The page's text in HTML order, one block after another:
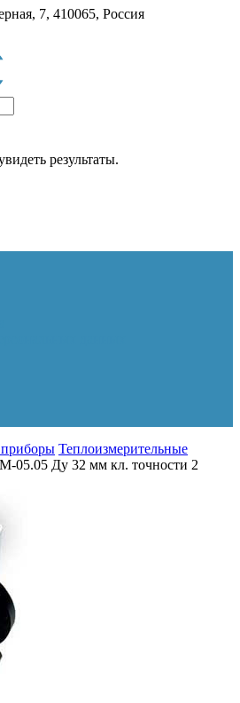
7, 410065, Россия
результаты.
Теплоизмерительные
05.05 Ду 32 мм кл. точности 2